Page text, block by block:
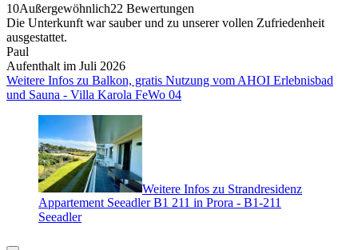
10Außergewöhnlich22 Bewertungen
Die Unterkunft war sauber und zu unserer vollen Zufriedenheit
ausgestattet.
Paul
Aufenthalt im Juli 2026
Weitere Infos zu Balkon, gratis Nutzung vom AHOI Erlebnisbad
und Sauna - Villa Karola FeWo 04
Weitere Infos zu Strandresidenz
Appartement Seeadler B1 211 in Prora - B1-211
Seeadler